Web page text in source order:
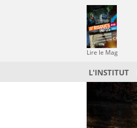
Lire le Mag
L'INSTITUT